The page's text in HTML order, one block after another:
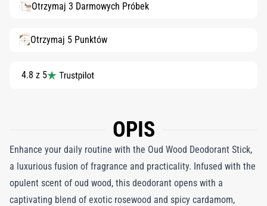
Otrzymaj 3 Darmowych Próbek
Otrzymaj 5 Punktów
4.8 z 5
OPIS
Enhance your daily routine with the Oud Wood Deodorant Stick,
a luxurious fusion of fragrance and practicality. Infused with the
opulent scent of oud wood, this deodorant opens with a
captivating blend of exotic rosewood and spicy cardamom,